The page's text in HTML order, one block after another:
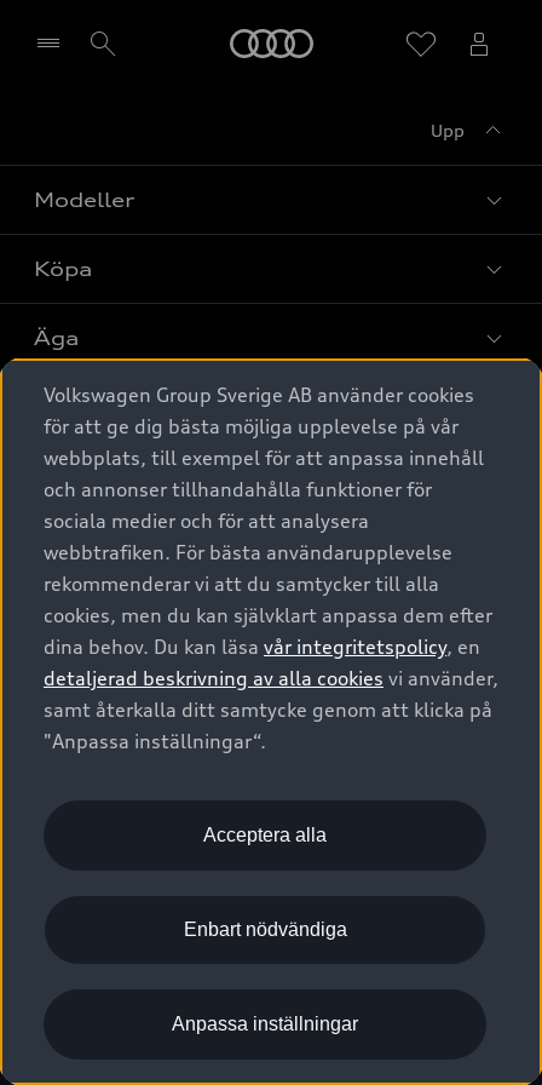
Upp
Modeller
Alla modeller
Elbilar
A6 modellerna
SUV
Avant
Audi Sport
Köpa
Privaterbjudanden
Privatleasing
Nya bilar i lager
Begagnade bilar i lager
Audi approved :plus - så gott som nya
Finansiering
Audi exclusive
Provkörning
Äga
Service & tillbehör
Audi digital services
Originaltillbehör - köp online
Garantier
Försäkring
Digitala manualer för din Audi
Audi Collection – livsstilsartiklar
Vanliga frågor
2G/3G nätet stängs ned - Hur påverkas min bil av detta?
Tjänstebil
Tjänstebil
Business lease online
Företagsleasing
Om Audi Sverige
Kontakta oss
Audi Återförsäljare/-serviceverkstad
myAudi
Pressmeddelanden
Nyhetsbrev
Vårt hållbarhetsarbete
Lediga tjänster huvudkontor
Lediga tjänster hos Audi Återförsäljare
Kommentar till mediauppgifter om dataläcka
© 2026 AUDI SVERIGE. All Rights Reserved.
Utgivare Juridiskt
Juridiskt Audi AG
Juridiskt Audi Digital Giveaway
Anpassa inställningar för cookies
Visselblåsarkanaler
Volkswagen Group Sverige AB använder cookies
för att ge dig bästa möjliga upplevelse på vår
webbplats, till exempel för att anpassa innehåll
och annonser tillhandahålla funktioner för
sociala medier och för att analysera
webbtrafiken. För bästa användarupplevelse
rekommenderar vi att du samtycker till alla
cookies, men du kan självklart anpassa dem efter
dina behov. Du kan läsa vår integritetspolicy, en
detaljerad beskrivning av alla cookies vi använder,
samt återkalla ditt samtycke genom att klicka på
"Anpassa inställningar“.
Acceptera alla
Enbart nödvändiga
Anpassa inställningar